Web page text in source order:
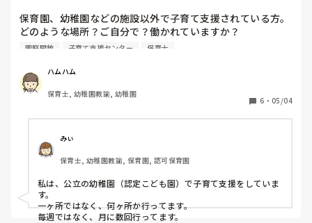
力していただきたいですね。毎春トイトレどころか園に丸投げ
する年少児の保護者にびっくりです。
保育園、幼稚園などの施設以外で子育て支援されている方。
どのような場所？ご自分で？働かれていますか？
子育て支援センターでのお仕事に興味がありますが、施設自
園庭開放 子育て支援センター 保育士
ハムハム
保育士, 幼稚園教諭, 幼稚園
6 ・ 05/04
みぃ
保育士, 幼稚園教諭, 保育園, 認可保育園
私は、公立の幼稚園（認定こども園）で子育て支援をしていま
す。
一ヶ所ではなく、何ヶ所か行ってます。
毎週ではなく、月に数回行ってます。